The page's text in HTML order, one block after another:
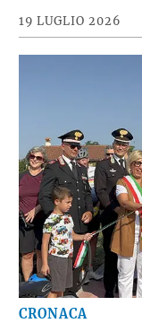
19 LUGLIO 2026
CRONACA